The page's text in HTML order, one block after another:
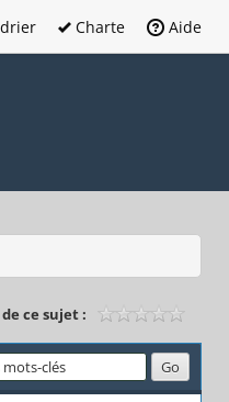
Charte Aide
ce sujet :